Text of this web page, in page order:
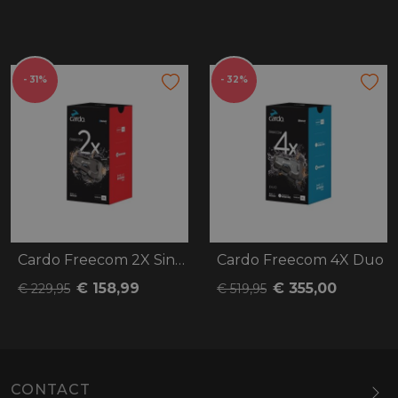
- 31%
Cardo Freecom 2X Single
€ 229,95 € 158,99
- 32%
Cardo Freecom 4X Duo
€ 519,95 € 355,00
CONTACT